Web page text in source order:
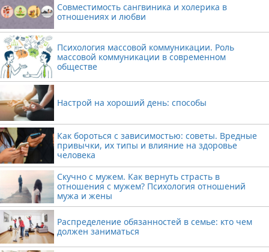
Совместимость сангвиника и холерика в
отношениях и любви
Психология массовой коммуникации. Роль
массовой коммуникации в современном
обществе
Настрой на хороший день: способы
Как бороться с зависимостью: советы. Вредные
привычки, их типы и влияние на здоровье
человека
Скучно с мужем. Как вернуть страсть в
отношения с мужем? Психология отношений
мужа и жены
Распределение обязанностей в семье: кто чем
должен заниматься